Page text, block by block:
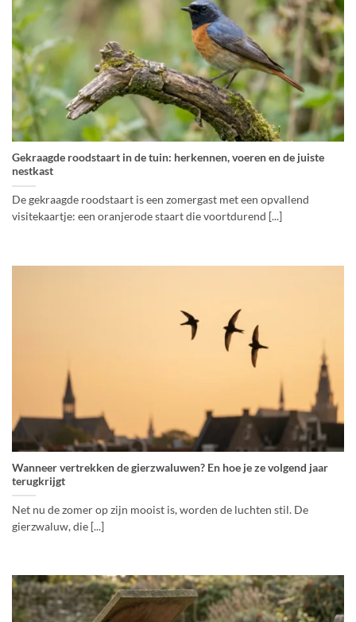
Gekraagde roodstaart in de tuin: herkennen, voeren en de juiste
nestkast
De gekraagde roodstaart is een zomergast met een opvallend
visitekaartje: een oranjerode staart die voortdurend [...]
Wanneer vertrekken de gierzwaluwen? En hoe je ze volgend jaar
terugkrijgt
Net nu de zomer op zijn mooist is, worden de luchten stil. De
gierzwaluw, die [...]